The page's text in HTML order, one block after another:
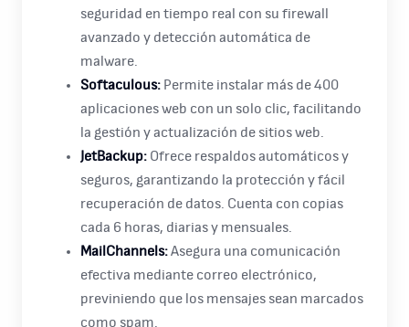
seguridad en tiempo real con su firewall
avanzado y detección automática de
malware.
Softaculous: Permite instalar más de 400
aplicaciones web con un solo clic, facilitando
la gestión y actualización de sitios web.
JetBackup: Ofrece respaldos automáticos y
seguros, garantizando la protección y fácil
recuperación de datos. Cuenta con copias
cada 6 horas, diarias y mensuales.
MailChannels:Asegura una comunicación
efectiva mediante correo electrónico,
previniendo que los mensajes sean marcados
como spam.